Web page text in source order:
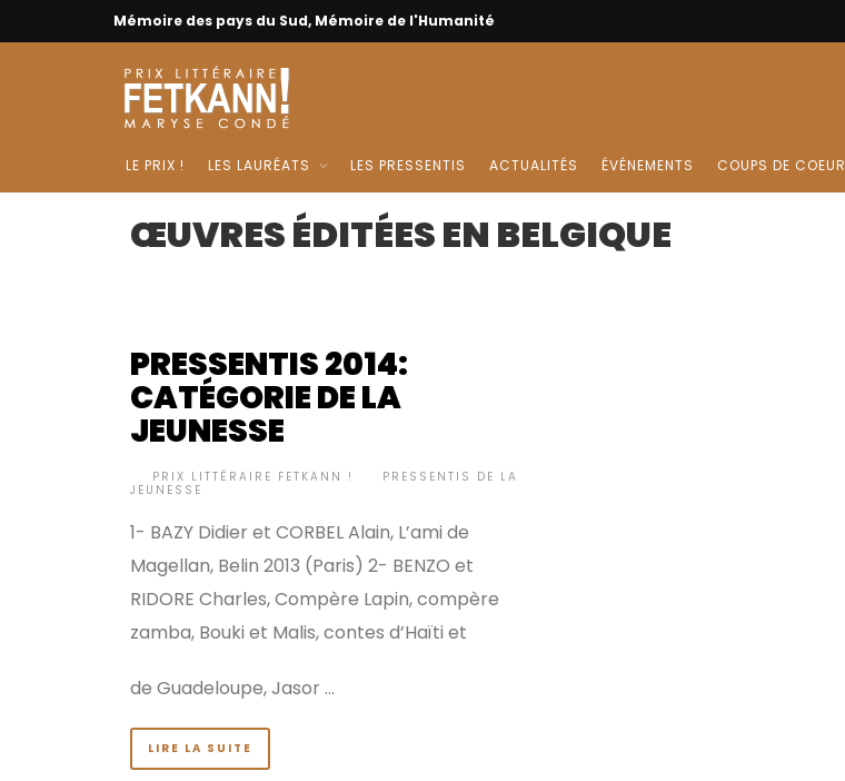
Mémoire des pays du Sud, Mémoire de l'Humanité
LE PRIX ! LES LAURÉATS LES PRESSENTIS ACTUALITÉS ÉVÉNEMENTS COUPS DE COEUR
ŒUVRES ÉDITÉES EN BELGIQUE
PRESSENTIS 2014:
CATÉGORIE DE LA
JEUNESSE
PRIX LITTÉRAIRE FETKANN !
PRESSENTIS DE LA
JEUNESSE
1- BAZY Didier et CORBEL Alain, L’ami de
Magellan, Belin 2013 (Paris) 2- BENZO et
RIDORE Charles, Compère Lapin, compère
zamba, Bouki et Malis, contes d’Haïti et
de Guadeloupe, Jasor …
LIRE LA SUITE